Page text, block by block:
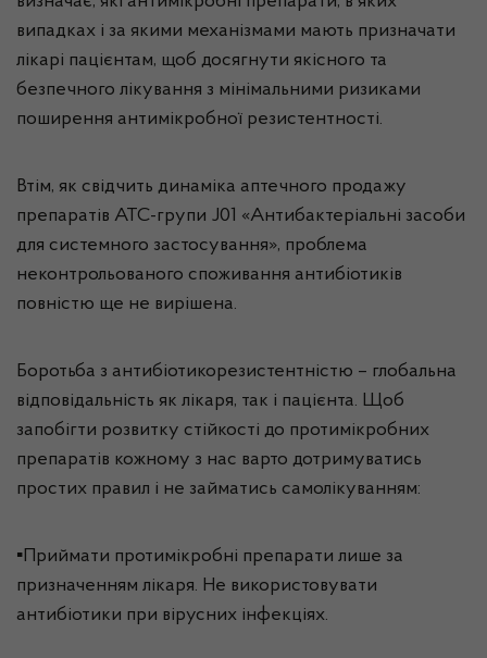
випадках і за якими механізмами мають призначати
лікарі пацієнтам, щоб досягнути якісного та
безпечного лікування з мінімальними ризиками
поширення антимікробної резистентності.
Втім, як свідчить динаміка аптечного продажу
препаратів АТС-групи J01 «Антибактеріальні засоби
для системного застосування», проблема
неконтрольованого споживання антибіотиків
повністю ще не вирішена.
Боротьба з антибіотикорезистентністю – глобальна
відповідальність як лікаря, так і пацієнта. Щоб
запобігти розвитку стійкості до протимікробних
препаратів кожному з нас варто дотримуватись
простих правил і не займатись самолікуванням:
▪Приймати протимікробні препарати лише за
призначенням лікаря. Не використовувати
антибіотики при вірусних інфекціях.